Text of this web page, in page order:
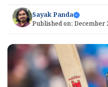
Sayak Panda
Published on: December